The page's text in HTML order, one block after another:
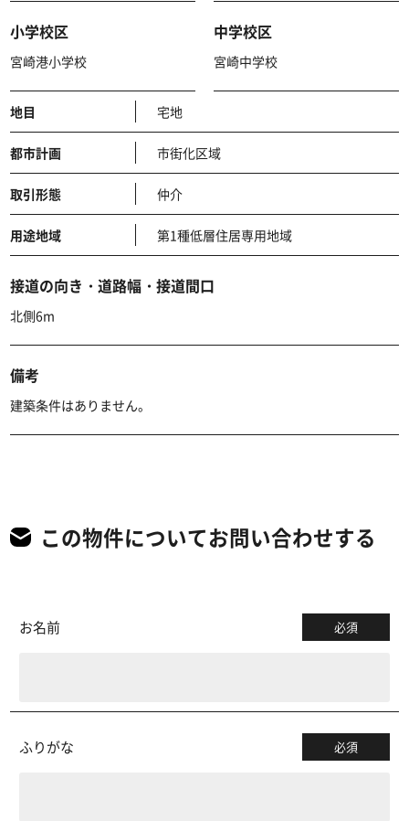
小学校区
宮崎港小学校
中学校区
宮崎中学校
地目 宅地
都市計画 市街化区域
取引形態 仲介
用途地域 第1種低層住居専用地域
接道の向き・道路幅・接道間口
北側6m
備考
建築条件はありません。
この物件についてお問い合わせする
お名前 必須
ふりがな 必須